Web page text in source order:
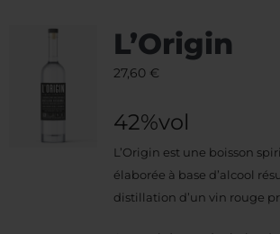
L’Origin
27,60 €
42%vol
L’Origin est une boisson
élaborée à base d’alcool
distillation d’un vin rouge